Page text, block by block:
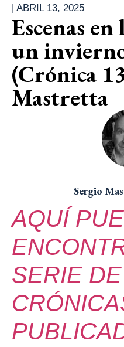
ABRIL 13, 2025
Escenas
un
(Crónica
Mastretta
Sergio
AQUÍ
SERIE DE